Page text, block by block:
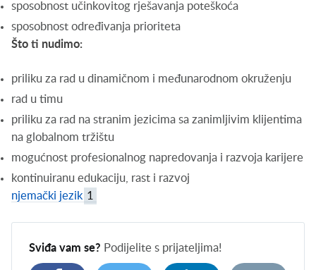
sposobnost učinkovitog rješavanja poteškoća
sposobnost određivanja prioriteta
Što ti nudimo:
priliku za rad u dinamičnom i međunarodnom okruženju
rad u timu
priliku za rad na stranim jezicima sa zanimljivim klijentima
na globalnom tržištu
mogućnost profesionalnog napredovanja i razvoja karijere
kontinuiranu edukaciju, rast i razvoj
njemački jezik 1
Sviđa vam se? Podijelite s prijateljima!